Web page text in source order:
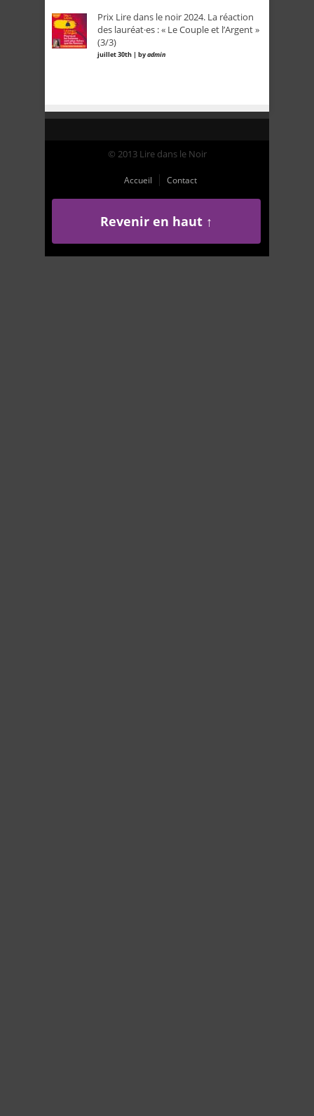
Prix Lire dans le noir 2024. La réaction
des lauréat·es : « Le Couple et l’Argent »
(3/3)
juillet 30th | byadmin
© 2013 Lire dans le Noir
Accueil Contact
Revenir en haut ↑